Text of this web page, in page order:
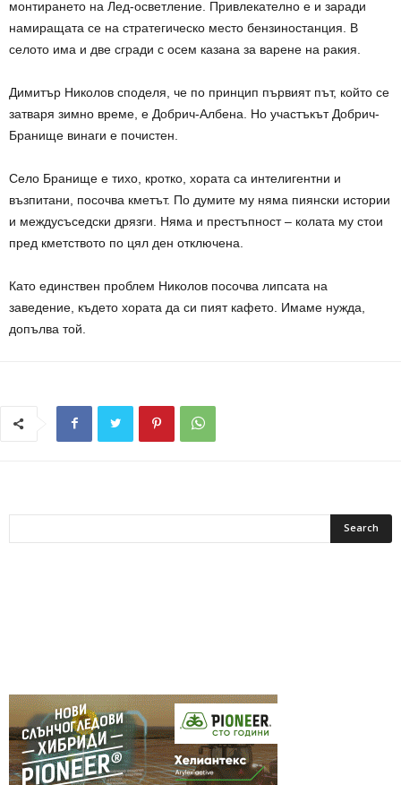
монтирането на Лед-осветление. Привлекателно е и заради
намиращата се на стратегическо место бензиностанция. В
селото има и две сгради с осем казана за варене на ракия.
Димитър Николов споделя, че по принцип първият път, който се
затваря зимно време, е Добрич-Албена. Но участъкът Добрич-
Бранище винаги е почистен.
Село Бранище е тихо, кротко, хората са интелигентни и
възпитани, посочва кметът. По думите му няма пиянски истории
и междусъседски дрязги. Няма и престъпност – колата му стои
пред кметството по цял ден отключена.
Като единствен проблем Николов посочва липсата на
заведение, където хората да си пият кафето. Имаме нужда,
допълва той.